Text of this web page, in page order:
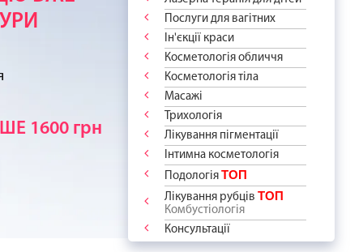
Послуги для вагітних
Ін'єкції краси
Косметологія обличчя
Косметологія тіла
Масажі
Трихологія
Лікування пігментації
Інтимна косметологія
Подологія ТОП
Лікування рубців ТОП
Комбустіологія
Консультації
зафіксуйте
У
вже
1600 грн
для Вас і
✨
ШКІРУ
INDIBA
знижкою -
до краси
із
СПОКІЙ
ВАС
ветеранів
переліку